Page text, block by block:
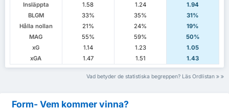
Insläppta
1.58 1.24
1.94
BLGM
33% 35%
31%
Hålla nollan
21% 24%
19%
MAG
55% 59%
50%
xG
1.14 1.23
1.05
xGA
1.47 1.51 1.43
Vad betyder de statistiska begreppen? Läs Ordlistan
Form- Vem kommer vinna?